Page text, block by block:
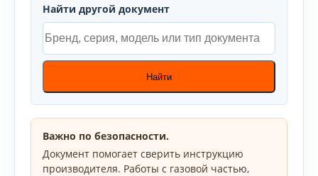
Найти другой документ
Найти
Важно по безопасности.
Документ помогает сверить инструкцию
производителя. Работы с газовой частью,